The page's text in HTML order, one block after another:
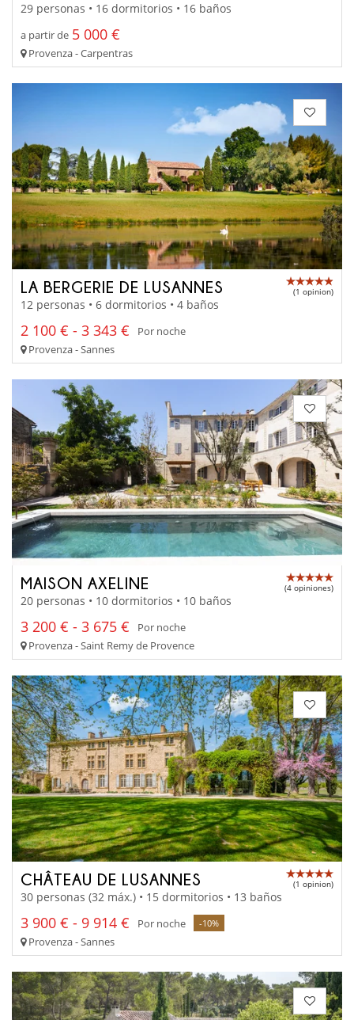
29 personas • 16 dormitorios • 16 baños
a partir de 5 000 €
Provenza - Carpentras
LA BERGERIE DE LUSANNES (1 opinion)
12 personas • 6 dormitorios • 4 baños
2 100 € - 3 343 €
Por noche
Provenza - Sannes
MAISON AXELINE (4 opiniones)
20 personas • 10 dormitorios • 10 baños
3 200 € - 3 675 €
Por noche
Provenza - Saint Remy de Provence
CHÂTEAU DE LUSANNES (1 opinion)
30 personas (32 máx.) • 15 dormitorios • 13 baños
3 900 € - 9 914 € Por noche -10%
Provenza - Sannes